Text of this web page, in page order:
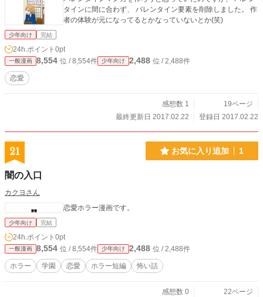
タインに間に合わず、 バレンタイン要素を削除しました。 作
者の体験が元になってるとかなっていないとか(笑)
少年向け 完結
24h.ポイント 0pt
一般漫画 8,554 位 / 8,554件 少年向け 2,488 位 / 2,488件
恋愛
感想数 1
19ページ
最終更新日 2017.02.22
登録日 2017.02.22
21 お気に入り追加 1
闇の入口
カクヨさん
恋愛ホラー漫画です。
少年向け 完結
24h.ポイント 0pt
一般漫画 8,554 位 / 8,554件 少年向け 2,488 位 / 2,488件
ホラー 学園 恋愛 ホラー短編 怖い話
感想数 0
22ページ